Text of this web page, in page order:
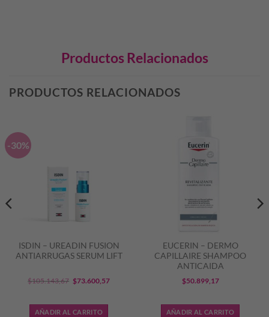
Productos Relacionados
PRODUCTOS RELACIONADOS
-30%
ISDIN – UREADIN FUSION
ANTIARRUGAS SERUM LIFT
$105.143,67 El
original
$73.600,57El
AÑADIR AL CARRITO
EUCERIN – DERMO
CAPILLAIRE SHAMPOO
ANTICAIDA
$50.899,17
AÑADIR AL CARRITO